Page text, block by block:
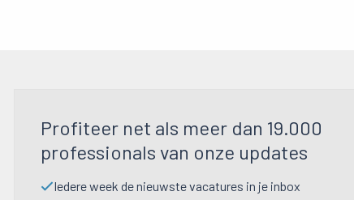
Profiteer net als meer dan 19.000
professionals van onze updates
Iedere week de nieuwste vacatures in je inbox